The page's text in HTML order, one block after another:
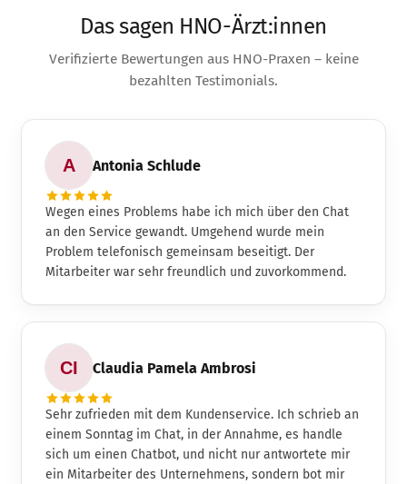
Das sagen HNO-Ärzt:innen
Verifizierte Bewertungen aus HNO-Praxen – keine
bezahlten Testimonials.
Antonia Schlude
Wegen eines Problems habe ich mich über den Chat
an den Service gewandt. Umgehend wurde mein
Problem telefonisch gemeinsam beseitigt. Der
Mitarbeiter war sehr freundlich und zuvorkommend.
Claudia Pamela Ambrosi
Sehr zufrieden mit dem Kundenservice. Ich schrieb an
einem Sonntag im Chat, in der Annahme, es handle
sich um einen Chatbot, und nicht nur antwortete mir
ein Mitarbeiter des Unternehmens, sondern bot mir